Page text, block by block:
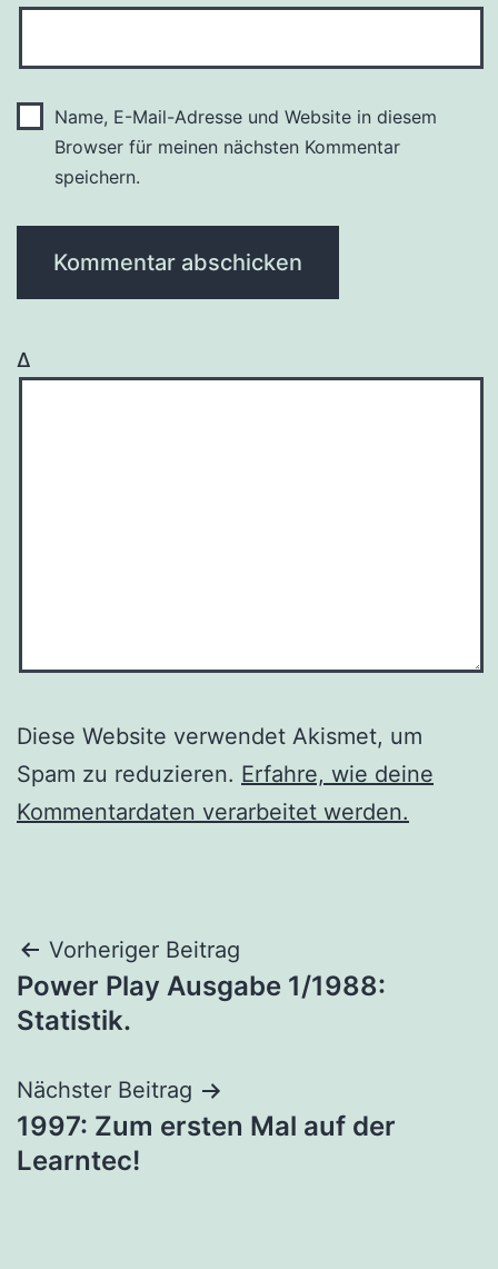
Name, E-Mail-Adresse und Website in diesem
Browser für meinen nächsten Kommentar
speichern.
Δ
Diese Website verwendet Akismet, um
Spam zu reduzieren. Erfahre, wie deine
Kommentardaten verarbeitet werden.
Beitragsnavigation
Vorheriger Beitrag
Power Play Ausgabe 1/1988:
Statistik.
Nächster Beitrag
1997: Zum ersten Mal auf der
Learntec!